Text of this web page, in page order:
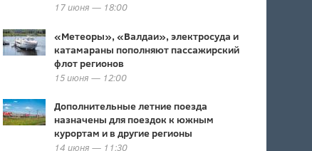
17 июня — 18:00
«Метеоры», «Валдаи», электросуда и
катамараны пополняют пассажирский
флот регионов
15 июня — 12:00
Дополнительные летние поезда
назначены для поездок к южным
курортам и в другие регионы
14 июня — 11:30